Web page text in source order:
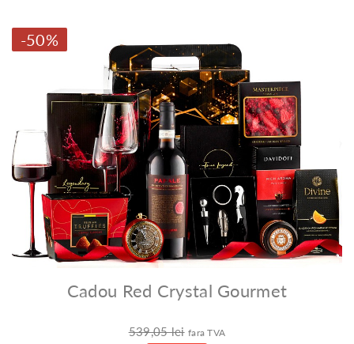
-50%
Cadou Red Crystal Gourmet
539,05 lei fara TVA